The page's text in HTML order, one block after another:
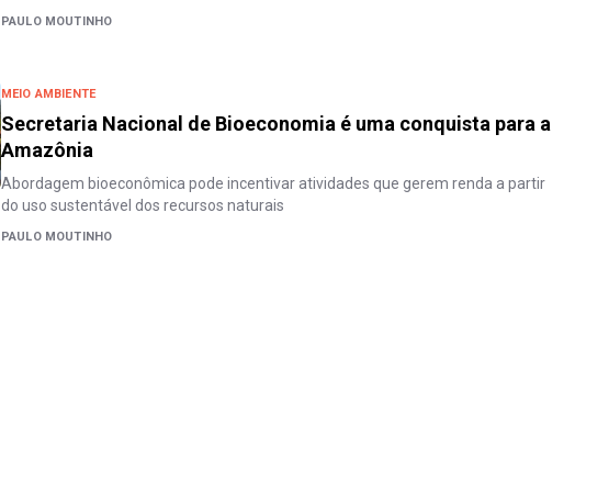
PAULO MOUTINHO
MEIO AMBIENTE
Secretaria Nacional de Bioeconomia é uma conquista para a
Amazônia
Abordagem bioeconômica pode incentivar atividades que gerem renda a partir
do uso sustentável dos recursos naturais
PAULO MOUTINHO